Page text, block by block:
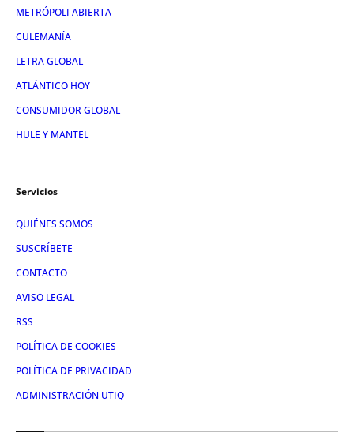
METRÓPOLI ABIERTA
CULEMANÍA
LETRA GLOBAL
ATLÁNTICO HOY
CONSUMIDOR GLOBAL
HULE Y MANTEL
Servicios
QUIÉNES SOMOS
SUSCRÍBETE
CONTACTO
AVISO LEGAL
RSS
POLÍTICA DE COOKIES
POLÍTICA DE PRIVACIDAD
ADMINISTRACIÓN UTIQ